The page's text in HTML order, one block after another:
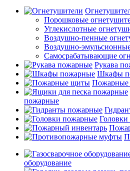
Порошковые
Углекислотные
Воздушно-пенные
Воздушно-
Самосрабатывающие
Рукава
Шкафы
пожарные
оборудование